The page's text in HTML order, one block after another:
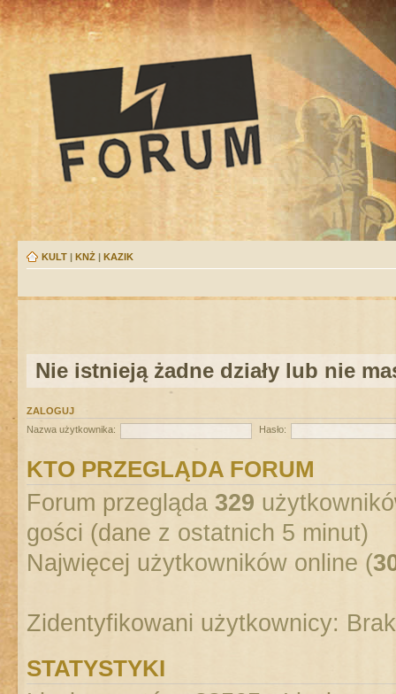
KULT | KNŻ | KAZIK
Nie istnieją żadne działy lub nie
ZALOGUJ
Nazwa użytkownika:
Hasło:
KTO PRZEGLĄDA FORUM
Forum przegląda 329
gości (dane z ostatnich 5 minut)
Najwięcej użytkowników online (
Zidentyfikowani użytkownicy:
STATYSTYKI